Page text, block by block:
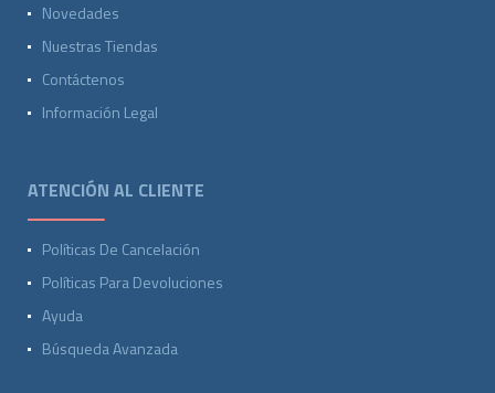
Novedades
Nuestras Tiendas
Contáctenos
Información Legal
ATENCIÓN AL CLIENTE
Políticas De Cancelación
Políticas Para Devoluciones
Ayuda
Búsqueda Avanzada